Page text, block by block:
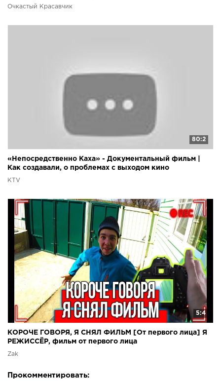
Очкастый Красавчик
80:2
«Непосредственно Каха» - Документальный фильм |
Как создавали, о проблемах с выходом кино
KTV
5:4
КОРОЧЕ ГОВОРЯ, Я СНЯЛ ФИЛЬМ [От первого лица] Я
РЕЖИССЁР, фильм от первого лица
Zak
Прокомментировать: